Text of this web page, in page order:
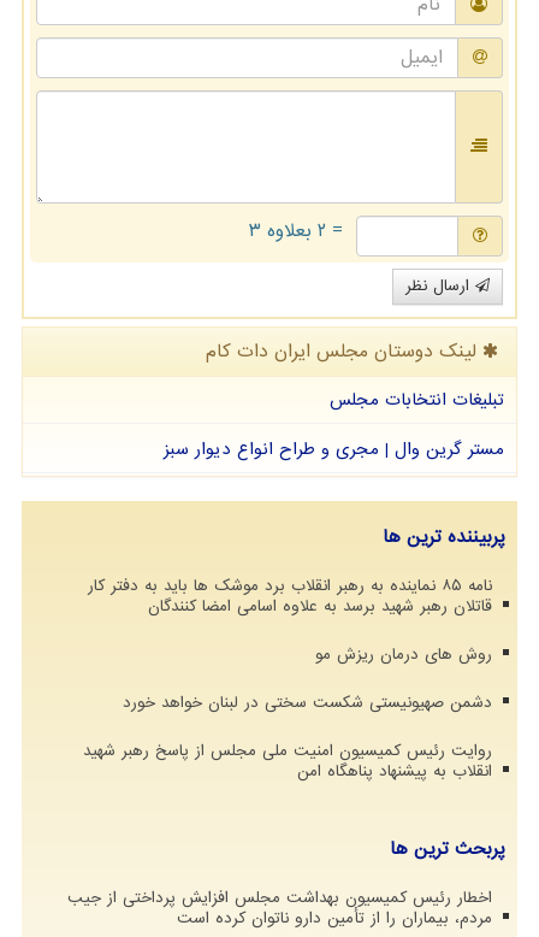
= ۲ بعلاوه ۳
ارسال نظر
لینک دوستان مجلس ایران دات كام
تبلیغات انتخابات مجلس
مستر گرین وال | مجری و طراح انواع دیوار سبز
پربیننده ترین ها
نامه ۸۵ نماینده به رهبر انقلاب برد موشک ها باید به دفتر کار
قاتلان رهبر شهید برسد به علاوه اسامی امضا کنندگان
روش های درمان ریزش مو
دشمن صهیونیستی شکست سختی در لبنان خواهد خورد
روایت رئیس کمیسیون امنیت ملی مجلس از پاسخ رهبر شهید
انقلاب به پیشنهاد پناهگاه امن
پربحث ترین ها
اخطار رئیس کمیسیون بهداشت مجلس افزایش پرداختی از جیب
مردم، بیماران را از تأمین دارو ناتوان کرده است